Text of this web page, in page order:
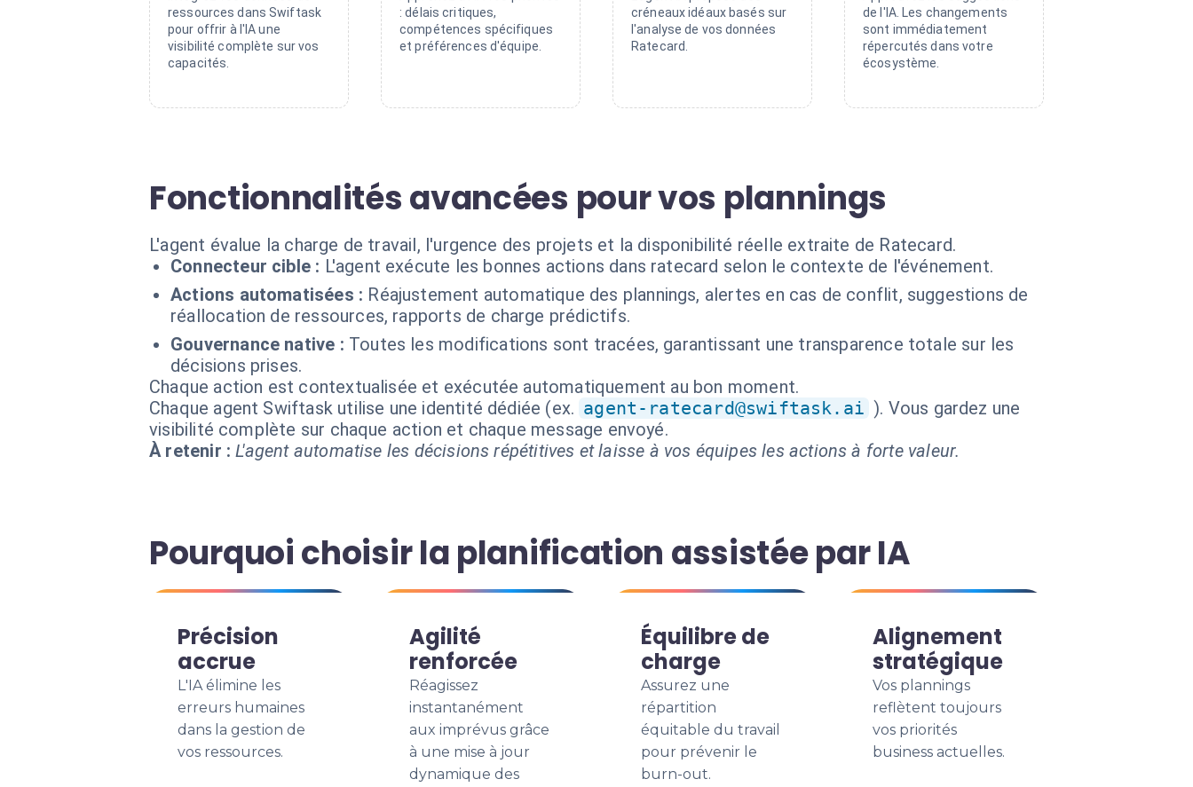
ressources dans Swiftask
pour offrir à l'IA une
visibilité complète sur vos
capacités.
: délais critiques,
compétences spécifiques
et préférences d'équipe.
créneaux idéaux basés sur
l'analyse de vos données
Ratecard.
de l'IA. Les changements
sont immédiatement
répercutés dans votre
écosystème.
Fonctionnalités avancées pour vos plannings
L'agent évalue la charge de travail, l'urgence des projets et la disponibilité réelle extraite de Ratecard.
Connecteur cible : L'agent exécute les bonnes actions dans ratecard selon le contexte de l'événement.
Actions automatisées : Réajustement automatique des plannings, alertes en cas de conflit, suggestions de
réallocation de ressources, rapports de charge prédictifs.
Gouvernance native : Toutes les modifications sont tracées, garantissant une transparence totale sur les
décisions prises.
Chaque action est contextualisée et exécutée automatiquement au bon moment.
Chaque agent Swiftask utilise une identité dédiée (ex. agent-ratecard@swiftask.ai ). Vous gardez une
visibilité complète sur chaque action et chaque message envoyé.
À retenir : L'agent automatise les décisions répétitives et laisse à vos équipes les actions à forte valeur.
Pourquoi choisir la planification assistée par IA
Précision
accrue
L'IA élimine les
erreurs humaines
dans la gestion de
vos ressources.
Agilité
renforcée
Réagissez
instantanément
aux imprévus grâce
à une mise à jour
dynamique des
Équilibre de
charge
Assurez une
répartition
équitable du travail
pour prévenir le
burn-out.
Alignement
stratégique
Vos plannings
reflètent toujours
vos priorités
business actuelles.